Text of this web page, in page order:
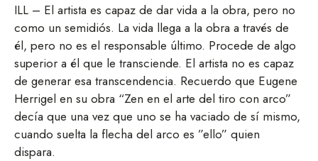
ILL – El artista es capaz de dar vida a la obra, pero no
como un semidiós. La vida llega a la obra a través de
él, pero no es el responsable último. Procede de algo
superior a él que le transciende. El artista no es capaz
de generar esa transcendencia. Recuerdo que Eugene
Herrigel en su obra “Zen en el arte del tiro con arco”
decía que una vez que uno se ha vaciado de sí mismo,
cuando suelta la flecha del arco es ”ello” quien
dispara.